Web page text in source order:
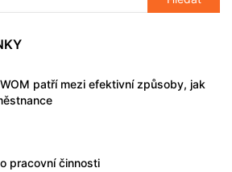
patří mezi efektivní způsoby, jak
pracovní činnosti